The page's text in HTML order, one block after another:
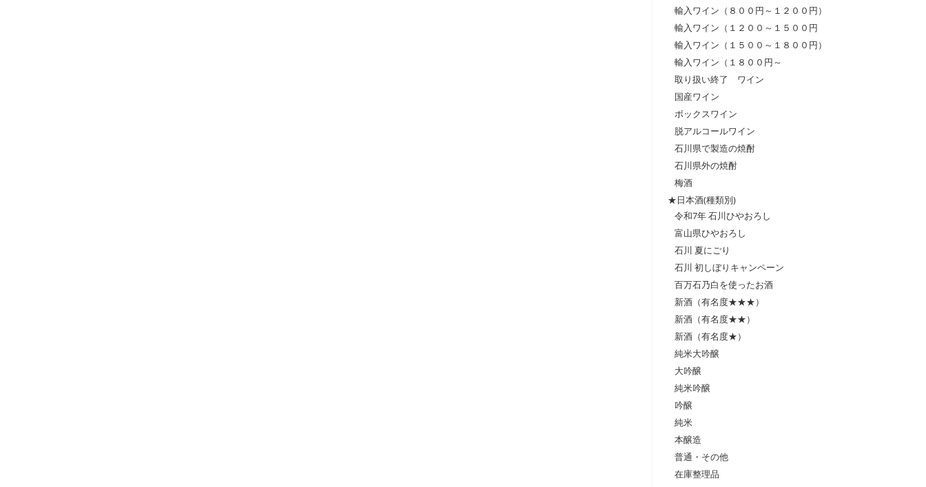
輸入ワイン（８００円～１２００円）
輸入ワイン（１２００～１５００円
輸入ワイン（１５００～１８００円）
輸入ワイン（１８００円～
取り扱い終了 ワイン
国産ワイン
ボックスワイン
脱アルコールワイン
石川県で製造の焼酎
石川県外の焼酎
梅酒
★日本酒(種類別)
令和7年 石川ひやおろし
富山県ひやおろし
石川 夏にごり
石川 初しぼりキャンペーン
百万石乃白を使ったお酒
新酒（有名度★★★）
新酒（有名度★★）
新酒（有名度★）
純米大吟醸
大吟醸
純米吟醸
吟醸
純米
本醸造
普通・その他
在庫整理品